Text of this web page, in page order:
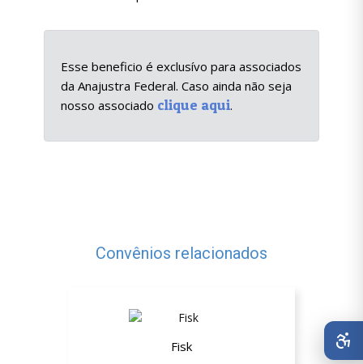
Esse beneficio é exclusívo para associados
da Anajustra Federal. Caso ainda não seja
nosso associado clique aqui.
Convênios relacionados
Fisk